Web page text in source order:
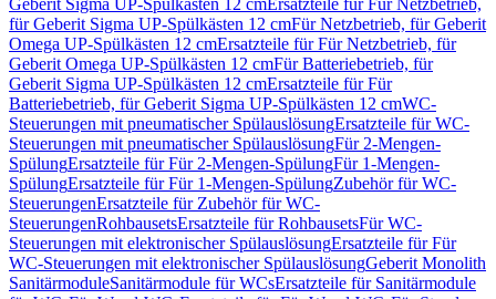
Geberit Sigma UP-Spülkästen 12 cmErsatzteile für Für Netzbetrieb,
für Geberit Sigma UP-Spülkästen 12 cmFür Netzbetrieb, für Geberit
Omega UP-Spülkästen 12 cmErsatzteile für Für Netzbetrieb, für
Geberit Omega UP-Spülkästen 12 cmFür Batteriebetrieb, für
Geberit Sigma UP-Spülkästen 12 cmErsatzteile für Für
Batteriebetrieb, für Geberit Sigma UP-Spülkästen 12 cmWC-
Steuerungen mit pneumatischer SpülauslösungErsatzteile für WC-
Steuerungen mit pneumatischer SpülauslösungFür 2-Mengen-
SpülungErsatzteile für Für 2-Mengen-SpülungFür 1-Mengen-
SpülungErsatzteile für Für 1-Mengen-SpülungZubehör für WC-
SteuerungenErsatzteile für Zubehör für WC-
SteuerungenRohbausetsErsatzteile für RohbausetsFür WC-
Steuerungen mit elektronischer SpülauslösungErsatzteile für Für
WC-Steuerungen mit elektronischer SpülauslösungGeberit Monolith
SanitärmoduleSanitärmodule für WCsErsatzteile für Sanitärmodule